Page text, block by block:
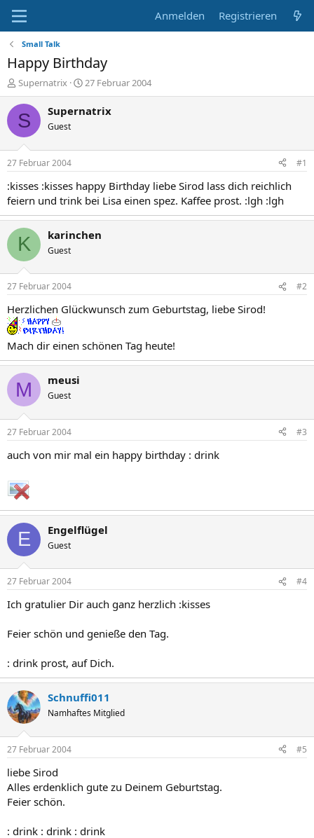
Anmelden Registrieren
Small Talk
Happy Birthday
E
r
s
t
e
r
Supernatrix
E
r
s
t
a
m
27 Februar 2004
S Supernatrix
Guest
27 Februar 2004 #1
:kisses :kisses happy Birthday liebe Sirod lass dich reichlich
feiern und trink bei Lisa einen spez. Kaffee prost. :lgh :lgh
K karinchen
Guest
27 Februar 2004 #2
Herzlichen Glückwunsch zum Geburtstag, liebe Sirod!
Mach dir einen schönen Tag heute!
M meusi
Guest
27 Februar 2004 #3
auch von mir mal ein happy birthday : drink
E Engelflügel
Guest
27 Februar 2004 #4
Ich gratulier Dir auch ganz herzlich :kisses
Feier schön und genieße den Tag.
: drink prost, auf Dich.
Schnuffi011
Namhaftes Mitglied
27 Februar 2004 #5
liebe Sirod
Alles erdenklich gute zu Deinem Geburtstag.
Feier schön.
: drink : drink : drink